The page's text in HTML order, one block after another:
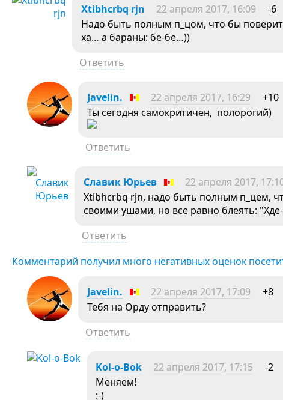
Xtibhcrbq rjn 22 апреля 2017, 16:09
-6
Надо быть полным п_цом, что бы
ха… а бараны: бе-бе…))
Ответить
Javelin. 22 апреля 2017, 16:29
+10
Ты сегодня самокритичен, полорогий)
Ответить
Славик Юрьев 22 апреля 2017,
Xtibhcrbq rjn, надо быть полным п_цем,
своими ушами, но все равно блеять:
Ответить
Комментарий получил много негативных оценок
Javelin. 22 апреля 2017, 17:09
+8
Тебя на Орду отправить?
Ответить
Kol-o-Bok 22 апреля 2017, 17:15
-2
Меняем!
:-)